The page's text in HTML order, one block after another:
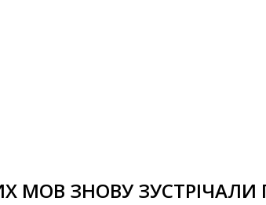
МОВ ЗНОВУ ЗУСТРІЧАЛИ